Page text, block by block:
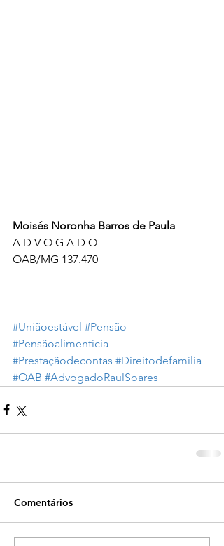
Moisés Noronha Barros de Paula
A D V O G A D O
OAB/MG 137.470
#Uniãoestável #Pensão
#Pensãoalimentícia
#Prestaçãodecontas #Direitodefamília
#OAB #AdvogadoRaulSoares
Comentários